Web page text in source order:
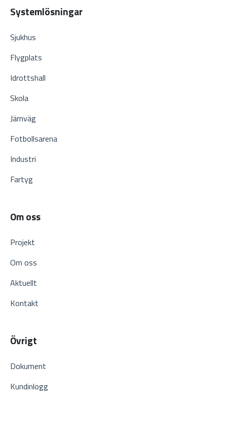
Systemlösningar
Sjukhus
Flygplats
Idrottshall
Skola
Järnväg
Fotbollsarena
Industri
Fartyg
Om oss
Projekt
Om oss
Aktuellt
Kontakt
Övrigt
Dokument
Kundinlogg